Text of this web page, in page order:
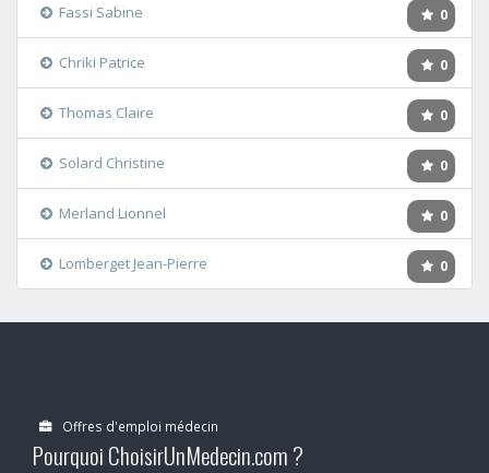
0
Fassi Sabine
0
Chriki Patrice
0
Thomas Claire
0
Solard Christine
0
Merland Lionnel
0
Lomberget Jean-Pierre
Offres d'emploi médecin
Pourquoi ChoisirUnMedecin.com ?